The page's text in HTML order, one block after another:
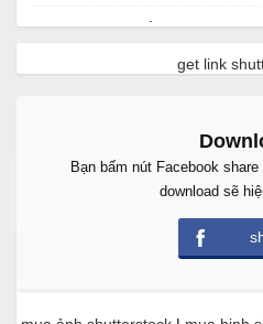
.
get link
Free
Bạn bấm nút Facebook
download sẽ